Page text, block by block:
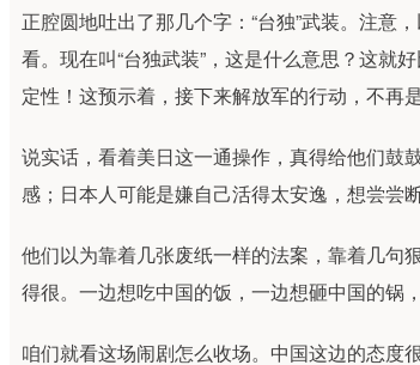
正腔圆地吐出了那几个字：“台独”武装。注意
看。现在叫“台独武装”，这是什么意思？这就
定性！这预示着，接下来解放军的行动，不再是
说实话，看着美日这一通操作，真得给他们鼓
感；日本人可能是嫌自己活得太安逸，想尝尝
他们以为靠着几张废纸一样的法案，靠着几句
得很。一边想吃中国的饭，一边想砸中国的锅
咱们就看这场闹剧怎么收场。中国这边的态度